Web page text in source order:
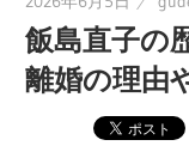
飯島直子の
離婚の理由